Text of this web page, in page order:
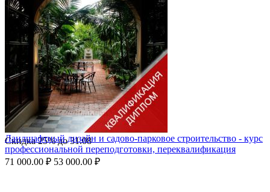
Скидка25%до31.08
Ландшафтный дизайн и садово-парковое строительство - курс
профессиональной переподготовки, переквалификация
71 000.00 ₽ 53 000.00 ₽